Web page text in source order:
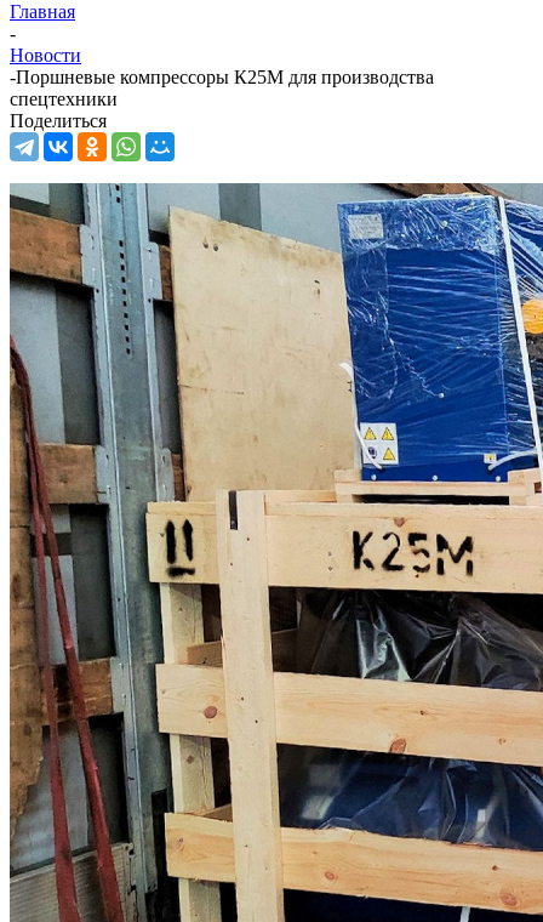
Главная
-
Новости
-Поршневые компрессоры К25М для производства
спецтехники
Поделиться